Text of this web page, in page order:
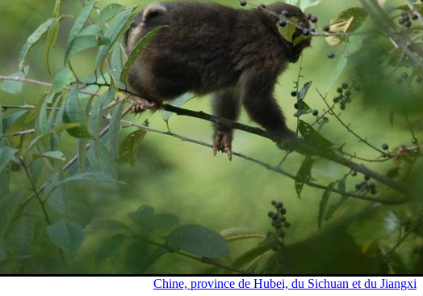
Chine, province de Hubei, du Sichuan et du Jiangxi